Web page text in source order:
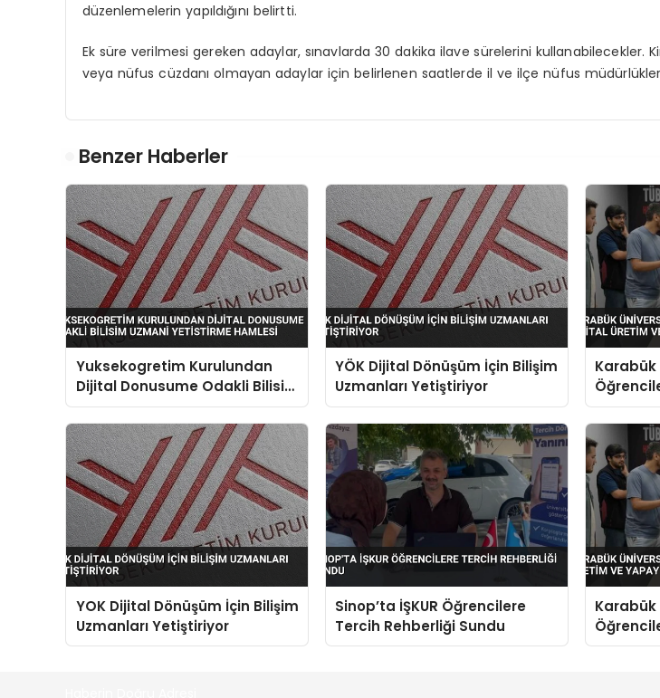
düzenlemelerin yapıldığını belirtti.
Ek süre verilmesi gereken adaylar, sınavlarda 30 dakika ilave sürelerini kullanabilecekler.
veya nüfus cüzdanı olmayan adaylar için belirlenen saatlerde il ve ilçe nüfus
Benzer Haberler
Yuksekogretim Kurulundan
Dijital Donusume Odakli Bilisim
Uzmani Yetistirme Hamlesi
YÖK Dijital Dönüşüm İçin Bilişim
Uzmanları Yetiştiriyor
Karabük
Yapay
YOK Dijital Dönüşüm İçin Bilişim
Uzmanları Yetiştiriyor
Sinop’ta İŞKUR Öğrencilere
Tercih Rehberliği Sundu
Karabük
Yapay